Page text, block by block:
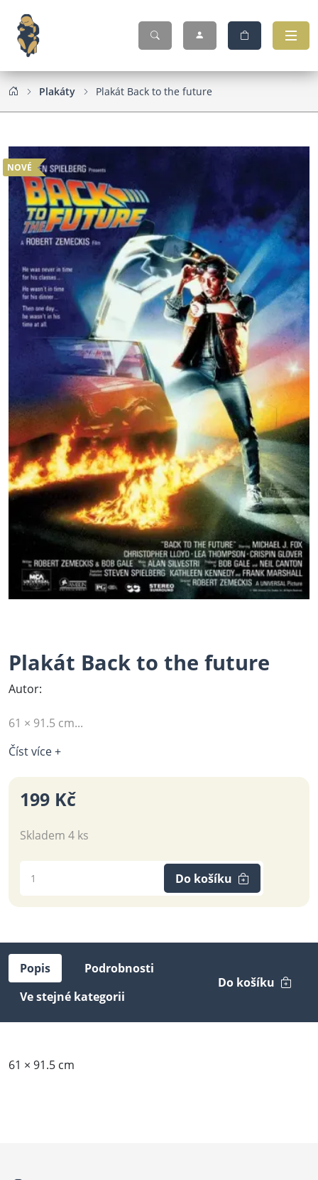
Plakáty Plakát Back to the future
NOVÉ
Plakát Back to the future
Autor:
61 × 91.5 cm...
Číst více +
199 Kč
Skladem 4 ks
Do košíku
Popis
Podrobnosti
Ve stejné kategorii
Do košíku
61 × 91.5 cm